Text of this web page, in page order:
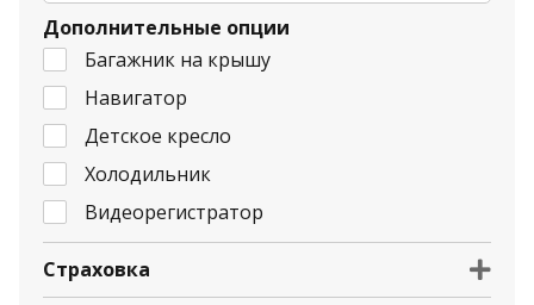
Дополнительные опции
Багажник на крышу
Навигатор
Детское кресло
Холодильник
Видеорегистратор
Страховка